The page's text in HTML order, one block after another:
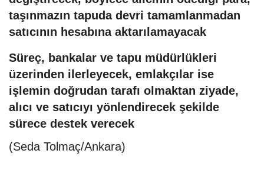
taşınmazın tapuda devri tamamlanmadan
satıcının hesabına aktarılamayacak
Süreç, bankalar ve tapu müdürlükleri
üzerinden ilerleyecek, emlakçılar ise
işlemin doğrudan tarafı olmaktan ziyade,
alıcı ve satıcıyı yönlendirecek şekilde
sürece destek verecek
(Seda Tolmaç/Ankara)